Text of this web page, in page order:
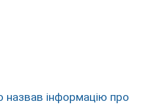
назвав інформацію про